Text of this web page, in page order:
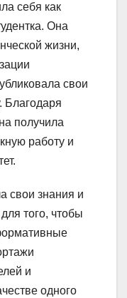
себя как
Она
жизни,
свои
Благодаря
получила
работу и
свои знания и
того, чтобы
и
одного